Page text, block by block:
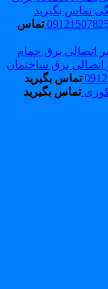
تماس
تماس بگیرید
تماس بگیرید